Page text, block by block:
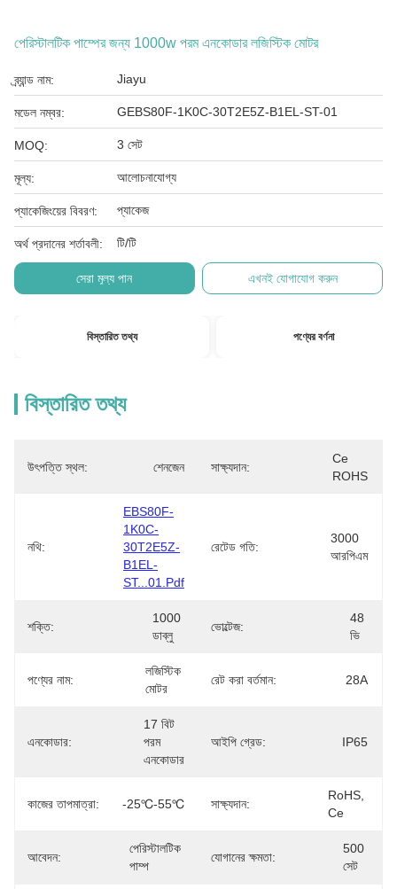
পেরিস্টালটিক পাম্পের জন্য 1000w পরম এনকোডার লজিস্টিক মোটর
ব্র্যান্ড নাম: Jiayu
মডেল নম্বর: GEBS80F-1K0C-30T2E5Z-B1EL-ST-01
MOQ: 3 সেট
মূল্য: আলোচনাযোগ্য
প্যাকেজিংয়ের বিবরণ: প্যাকেজ
অর্থ প্রদানের শর্তাবলী: টি/টি
সেরা মূল্য পান এখনই যোগাযোগ করুন
বিস্তারিত তথ্য পণ্যের বর্ণনা
বিস্তারিত তথ্য
উৎপত্তি স্থল: শেনজেন সাক্ষ্যদান:
Ce
ROHS
নথি:
EBS80F-
1K0C-
30T2E5Z-
B1EL-
ST...01.pdf
রেটেড গতি:
3000
আরপিএম
শক্তি:
1000
ডাব্লু
ভোল্টেজ:
48
ভি
পণ্যের নাম:
লজিস্টিক
মোটর
রেট করা বর্তমান: 28A
এনকোডার:
17 বিট
পরম
এনকোডার
আইপি গ্রেড: IP65
কাজের তাপমাত্রা: -25℃-55℃ সাক্ষ্যদান:
RoHS,
Ce
আবেদন:
পেরিস্টালটিক
পাম্প
যোগানের ক্ষমতা:
500
সেট